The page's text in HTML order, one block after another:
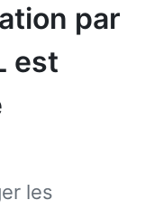
par
est
les